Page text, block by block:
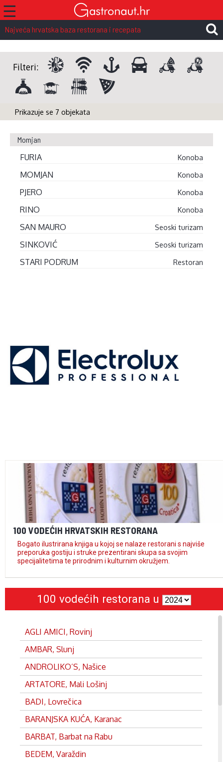
☰
Najveća hrvatska baza restorana i recepata
Filteri:
Prikazuje se 7 objekata
Momjan
FURIA Konoba
MOMJAN Konoba
PJERO Konoba
RINO Konoba
SAN MAURO Seoski turizam
SINKOVIĆ Seoski turizam
STARI PODRUM Restoran
100 VODEĆIH HRVATSKIH RESTORANA
Bogato ilustrirana knjiga u kojoj se nalaze restorani s najviše
preporuka gostiju i struke prezentirani skupa sa svojim
specijalitetima te prirodnim i kulturnim okružjem.
100 vodećih restorana u
AGLI AMICI, Rovinj
AMBAR, Slunj
ANDROLIKO’S, Našice
ARTATORE, Mali Lošinj
BADI, Lovrečica
BARANJSKA KUĆA, Karanac
BARBAT, Barbat na Rabu
BEDEM, Varaždin